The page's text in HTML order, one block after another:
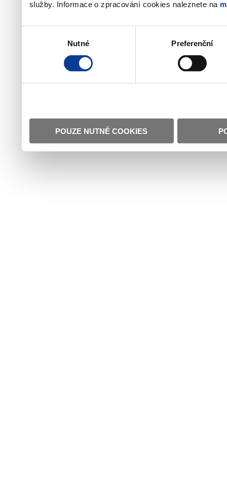
služby. Informace o zpracování cookies naleznete na
Nutné Preferenční
POUZE NUTNÉ COOKIES